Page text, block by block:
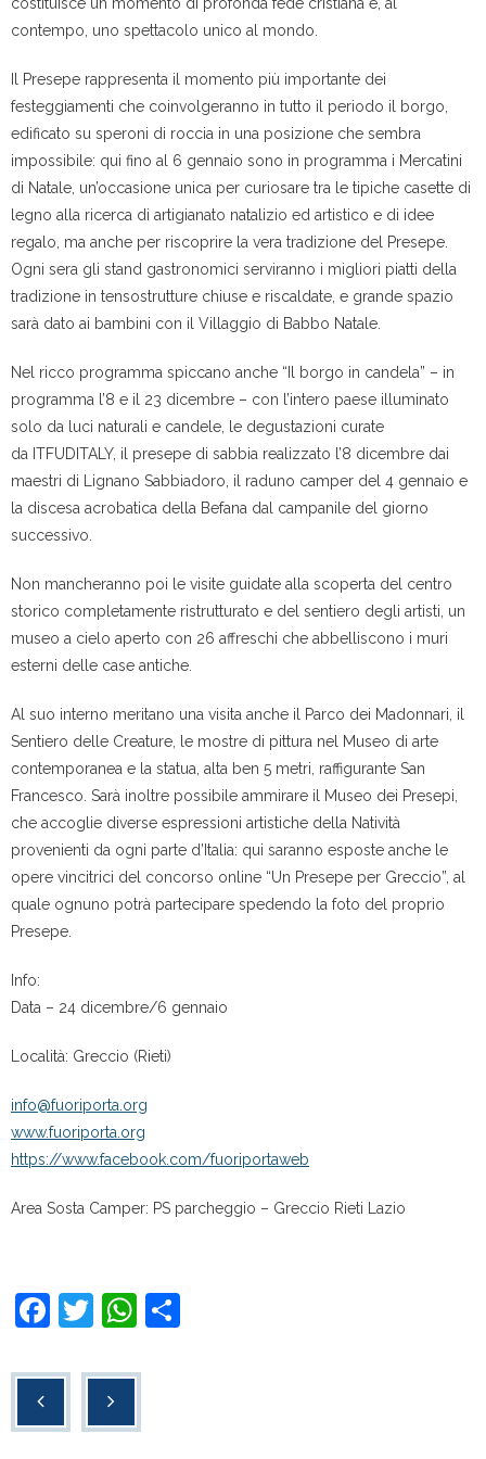
contempo, uno spettacolo unico al mondo.
Il Presepe rappresenta il momento più importante dei
festeggiamenti che coinvolgeranno in tutto il periodo il borgo,
edificato su speroni di roccia in una posizione che sembra
impossibile: qui fino al 6 gennaio sono in programma i Mercatini
di Natale, un’occasione unica per curiosare tra le tipiche casette di
legno alla ricerca di artigianato natalizio ed artistico e di idee
regalo, ma anche per riscoprire la vera tradizione del Presepe.
Ogni sera gli stand gastronomici serviranno i migliori piatti della
tradizione in tensostrutture chiuse e riscaldate, e grande spazio
sarà dato ai bambini con il Villaggio di Babbo Natale.
Nel ricco programma spiccano anche “Il borgo in candela” – in
programma l’8 e il 23 dicembre – con l’intero paese illuminato
solo da luci naturali e candele, le degustazioni curate
da ITFUDITALY, il presepe di sabbia realizzato l’8 dicembre dai
maestri di Lignano Sabbiadoro, il raduno camper del 4 gennaio e
la discesa acrobatica della Befana dal campanile del giorno
successivo.
Non mancheranno poi le visite guidate alla scoperta del centro
storico completamente ristrutturato e del sentiero degli artisti, un
museo a cielo aperto con 26 affreschi che abbelliscono i muri
esterni delle case antiche.
Al suo interno meritano una visita anche il Parco dei Madonnari, il
Sentiero delle Creature, le mostre di pittura nel Museo di arte
contemporanea e la statua, alta ben 5 metri, raffigurante San
Francesco. Sarà inoltre possibile ammirare il Museo dei Presepi,
che accoglie diverse espressioni artistiche della Natività
provenienti da ogni parte d’Italia: qui saranno esposte anche le
opere vincitrici del concorso online “Un Presepe per Greccio”, al
quale ognuno potrà partecipare spedendo la foto del proprio
Presepe.
Info:
Data – 24 dicembre/6 gennaio
Località: Greccio (Rieti)
info@fuoriporta.org
www.fuoriporta.org
https://www.facebook.com/fuoriportaweb
Area Sosta Camper: PS parcheggio – Greccio Rieti Lazio
F
c
T
tt
er
W
at